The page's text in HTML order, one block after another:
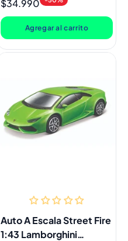
habitual
de
oferta
$34.990
Agregar al carrito
Auto A Escala Street Fire
1:43 Lamborghini